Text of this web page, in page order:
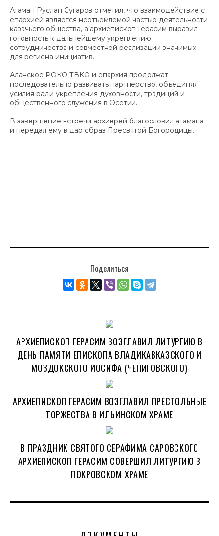
Атаман Руслан Сугаров отметил, что взаимодействие с
епархией является неотъемлемой частью деятельности
казачьего общества, а архиепископ Герасим выразил
готовность к дальнейшему укреплению
сотрудничества и совместной реализации значимых
для региона инициатив.
Аланское РОКО ТВКО и епархия продолжат
последовательно развивать партнерство, объединяя
усилия ради укрепления духовности, традиций и
общественного служения в Осетии.
В завершение встречи архиерей благословил атамана
и передал ему в дар образ Пресвятой Богородицы.
Поделиться
АРХИЕПИСКОП ГЕРАСИМ ВОЗГЛАВИЛ ЛИТУРГИЮ В
ДЕНЬ ПАМЯТИ ЕПИСКОПА ВЛАДИКАВКАЗСКОГО И
МОЗДОКСКОГО ИОСИФА (ЧЕПИГОВСКОГО)
АРХИЕПИСКОП ГЕРАСИМ ВОЗГЛАВИЛ ПРЕСТОЛЬНЫЕ
ТОРЖЕСТВА В ИЛЬИНСКОМ ХРАМЕ
В ПРАЗДНИК СВЯТОГО СЕРАФИМА САРОВСКОГО
АРХИЕПИСКОП ГЕРАСИМ СОВЕРШИЛ ЛИТУРГИЮ В
ПОКРОВСКОМ ХРАМЕ